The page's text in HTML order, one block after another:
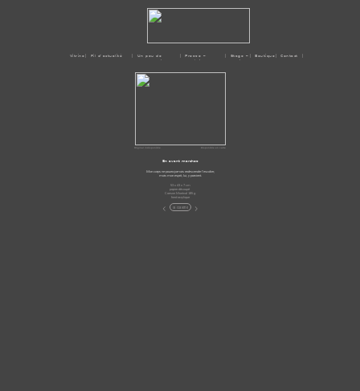
Vitrine | Fil d'actualité
| Un peu de
moi
| Presse –
Médias
| Stage –
Ateliers
| Boutique | Contact |
Original indisponible Disponible en carte
En avant marches
Mon corps ne pourra jamais redescendre l'escalier,
mais mon esprit, lui, y parvient.
53 x 43 x 7 cm
papier découpé
Canson Montval 185 g
fond acrylique
< la Galerie >